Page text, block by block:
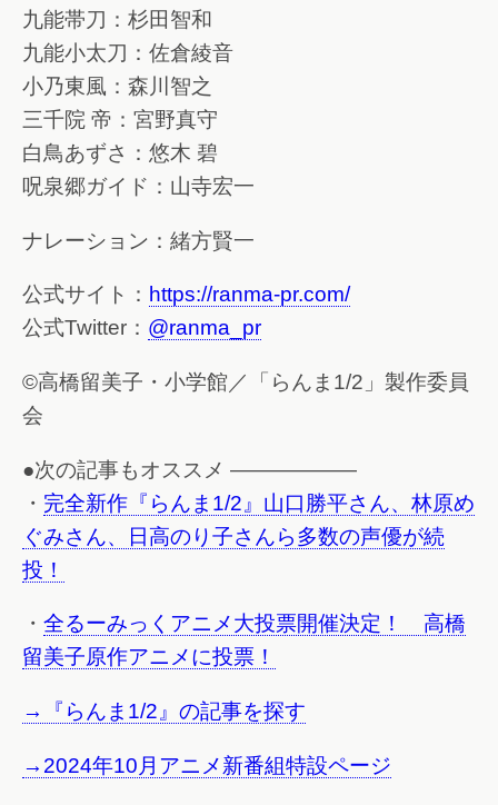
九能帯刀：杉田智和
九能小太刀：佐倉綾音
小乃東風：森川智之
三千院 帝：宮野真守
白鳥あずさ：悠木 碧
呪泉郷ガイド：山寺宏一
ナレーション：緒方賢一
公式サイト： https://ranma-pr.com/
公式Twitter： @ranma_pr
©高橋留美子・小学館／「らんま1/2」製作委員
会
●次の記事もオススメ ——————
・ 完全新作『らんま1/2』山口勝平さん、林原め
ぐみさん、日高のり子さんら多数の声優が続
投！
・ 全るーみっくアニメ大投票開催決定！ 高橋
留美子原作アニメに投票！
→『らんま1/2』の記事を探す
→2024年10月アニメ新番組特設ページ